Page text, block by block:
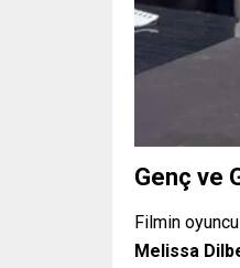
Genç ve
Filmin
Melissa